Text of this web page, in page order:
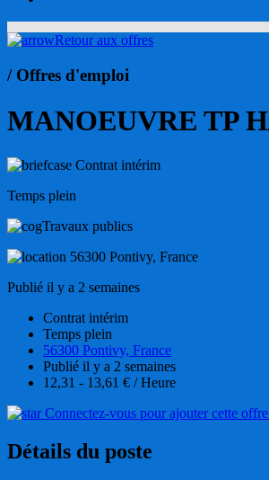
Retour aux offres
/ Offres d'emploi
MANOEUVRE TP
Contrat intérim
Temps plein
Travaux publics
56300 Pontivy, France
Publié il y a 2 semaines
Contrat intérim
Temps plein
56300 Pontivy, France
Publié il y a 2 semaines
12,31 - 13,61 € / Heure
Connectez-vous pour ajouter cette
Détails du poste